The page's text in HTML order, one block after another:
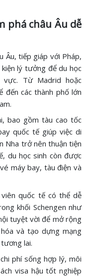
phá châu Âu dễ
Âu, tiếp giáp với Pháp,
lý tưởng để du học
Từ Madrid hoặc
đến các thành phố lớn
bao gồm tàu cao tốc
quốc tế giúp việc di
Nha trở nên thuận tiện
du học sinh còn được
máy bay, tàu điện và
quốc tế có thể dễ
khối Schengen như
tuyệt vời để mở rộng
và tạo dựng mạng
lai.
phí sống hợp lý, môi
visa hậu tốt nghiệp